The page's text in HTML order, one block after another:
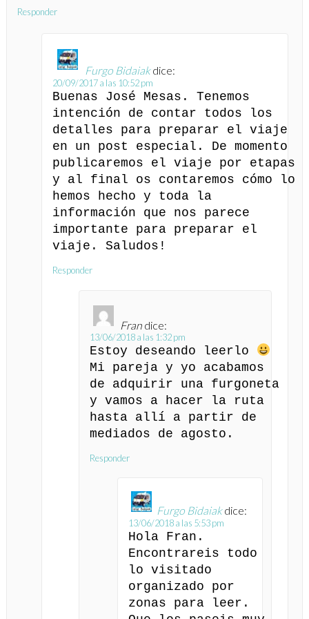
Responder
Furgo Bidaiak dice:
20/09/2017 a las 10:52 pm
Buenas José Mesas. Tenemos
intención de contar todos los
detalles para preparar el viaje
en un post especial. De momento
publicaremos el viaje por etapas
y al final os contaremos cómo lo
hemos hecho y toda la
información que nos parece
importante para preparar el
viaje. Saludos!
Responder
Fran dice:
13/06/2018 a las 1:32 pm
Estoy deseando leerlo
Mi pareja y yo acabamos
de adquirir una furgoneta
y vamos a hacer la ruta
hasta allí a partir de
mediados de agosto.
Responder
Furgo Bidaiak dice:
13/06/2018 a las 5:53 pm
Hola Fran.
Encontrareis todo
lo visitado
organizado por
zonas para leer.